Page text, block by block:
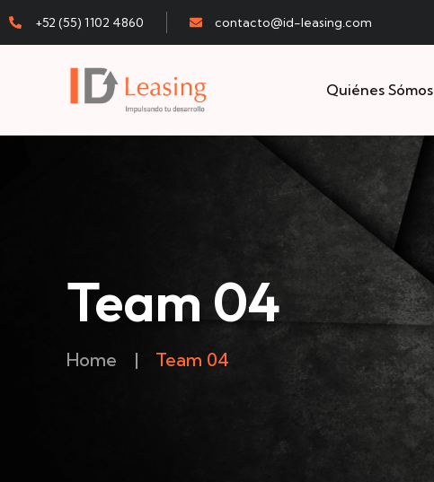
+52 (55) 1102 4860 contacto@id-leasing.com
Quiénes Sómos
Team 04
Home | Team 04